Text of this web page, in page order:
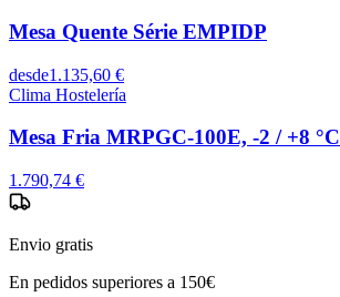
Mesa Quente Série EMPIDP
desde1.135,60 €
Clima Hostelería
Mesa Fria MRPGC-100E, -2 / +8 °C
1.790,74 €
Envio gratis
En pedidos superiores a 150€